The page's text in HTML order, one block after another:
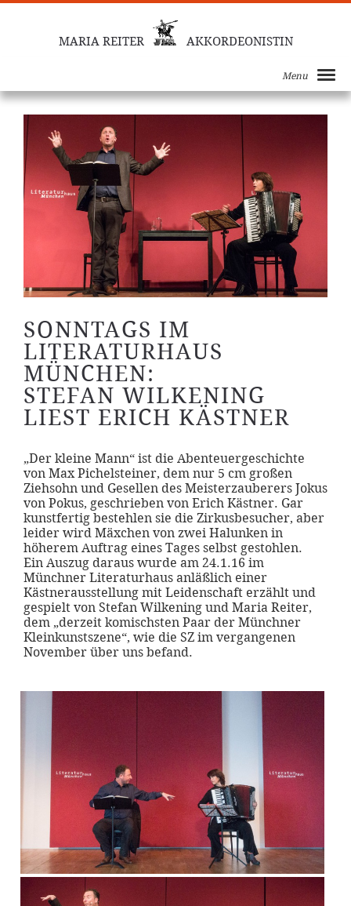
MARIA REITER AKKORDEONISTIN
Menu
SONNTAGS IM
LITERATURHAUS
MÜNCHEN:
STEFAN WILKENING
LIEST ERICH KÄSTNER
„Der kleine Mann“ ist die Abenteuergeschichte
von Max Pichelsteiner, dem nur 5 cm großen
Ziehsohn und Gesellen des Meisterzauberers Jokus
von Pokus, geschrieben von Erich Kästner. Gar
kunstfertig bestehlen sie die Zirkusbesucher, aber
leider wird Mäxchen von zwei Halunken in
höherem Auftrag eines Tages selbst gestohlen.
Ein Auszug daraus wurde am 24.1.16 im
Münchner Literaturhaus anläßlich einer
Kästnerausstellung mit Leidenschaft erzählt und
gespielt von Stefan Wilkening und Maria Reiter,
dem „derzeit komischsten Paar der Münchner
Kleinkunstszene“, wie die SZ im vergangenen
November über uns befand.